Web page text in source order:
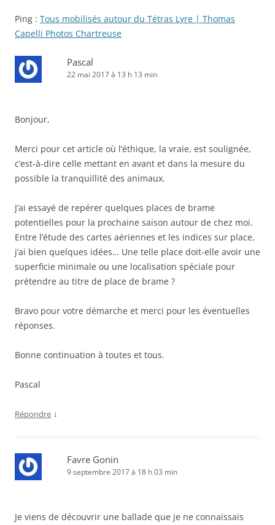
Ping : Tous mobilisés autour du Tétras Lyre | Thomas
Capelli Photos Chartreuse
Pascal
22 mai 2017 à 13 h 13 min
Bonjour,
Merci pour cet article où l’éthique, la vraie, est soulignée,
c’est-à-dire celle mettant en avant et dans la mesure du
possible la tranquillité des animaux.
J’ai essayé de repérer quelques places de brame
potentielles pour la prochaine saison autour de chez moi.
Entre l’étude des cartes aériennes et les indices sur place,
j’ai bien quelques idées… Une telle place doit-elle avoir une
superficie minimale ou une localisation spéciale pour
prétendre au titre de place de brame ?
Bravo pour votre démarche et merci pour les éventuelles
réponses.
Bonne continuation à toutes et tous.
Pascal
Répondre ↓
Favre Gonin
9 septembre 2017 à 18 h 03 min
Je viens de découvrir une ballade que je ne connaissais